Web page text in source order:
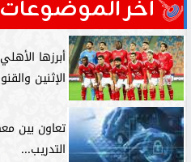
آخر الموضوعات
أبرزها
الإثنين
تعاون بين
التدريب...